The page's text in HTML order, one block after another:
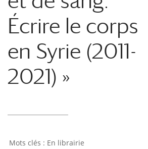
Écrire le corps
en Syrie (2011-
2021) »
En librairie